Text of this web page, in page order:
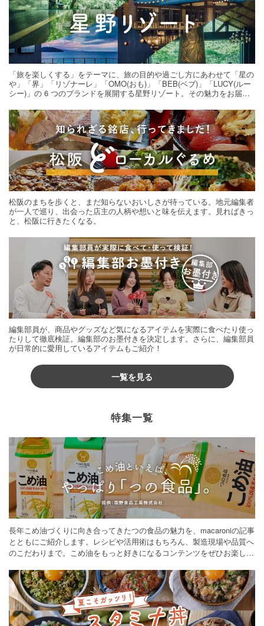
「旅を楽しくする」をテーマに、旅の目的や過ごし方にあわせて「星の
や」「界」「リゾナーレ」「OMO(おも)」「BEB(ベブ)」「LUCY(ルー
シー)」の 6 つのブランドを展開する星野リゾート。その魅力をお届け
松阪のまちを歩くと、まだ知らないおいしさが待っている。地元編集者
が一人で巡り、出会った店主の人柄や想いと味を伝えます。見ればきっ
と、松阪に行きたくなる。
編集部員が、商品やグッズなど気になるアイテムを実際に食べたり使っ
たりして徹底検証。編集部のお墨付きを決定します。さらに、編集部員
が日常的に愛用しているアイテムもご紹介！
一覧を見る
特集一覧
長年こめ油づくりに向き合ってきたつの食品の魅力を、macaroniの記事
とともにご紹介します。レシピや活用術はもちろん、製造現場や品質へ
のこだわりまで。こめ油をもっと好きになるコンテンツをぜひお楽しみ